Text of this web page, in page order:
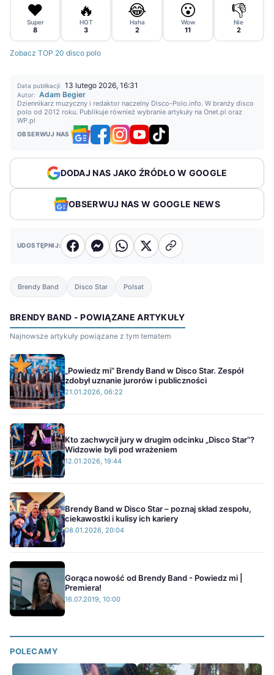
❤️
Super
8
🔥
HOT
3
😂
Haha
2
😮
Wow
11
👎
Nie
2
Zobacz TOP 20 disco polo
Data publikacji: 13 lutego 2026, 16:31
Autor: Adam Begier
Dziennikarz muzyczny i redaktor naczelny Disco-Polo.info. W branży disco
polo od 2012 roku. Publikuje również wybranie artykuły na Onet.pl oraz
WP.pl
OBSERWUJ NAS
DODAJ NAS JAKO ŹRÓDŁO W GOOGLE
OBSERWUJ NAS W GOOGLE NEWS
UDOSTĘPNIJ:
Brendy Band Disco Star Polsat
BRENDY BAND - POWIĄZANE ARTYKUŁY
Najnowsze artykuły powiązane z tym tematem
„Powiedz mi” Brendy Band w Disco Star. Zespół
zdobył uznanie jurorów i publiczności
21.01.2026, 06:22
Kto zachwycił jury w drugim odcinku „Disco Star”?
Widzowie byli pod wrażeniem
12.01.2026, 19:44
Brendy Band w Disco Star – poznaj skład zespołu,
ciekawostki i kulisy ich kariery
08.01.2026, 20:04
Gorąca nowość od Brendy Band - Powiedz mi |
Premiera!
16.07.2019, 10:00
POLECAMY